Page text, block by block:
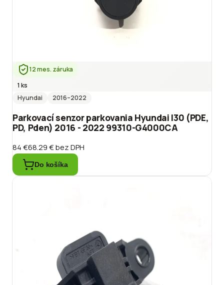
12 mes. záruka
1 ks
Hyundai
2016–2022
Parkovací senzor parkovania Hyundai I30 (PDE,
PD, Pden) 2016 - 2022 99310-G4000CA
84 €68.29 €bez DPH
Do košíka